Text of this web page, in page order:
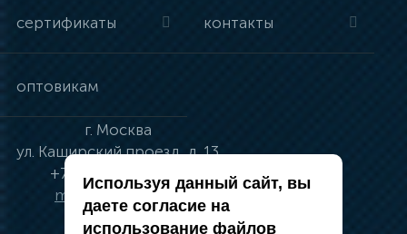
сертификаты контакты
оптовикам
г. Москва
ул. Каширский проезд, д. 13
+7 (495) 134-41-83
moskva@vincci.ru
Используя данный сайт, вы
даете согласие на
использование файлов